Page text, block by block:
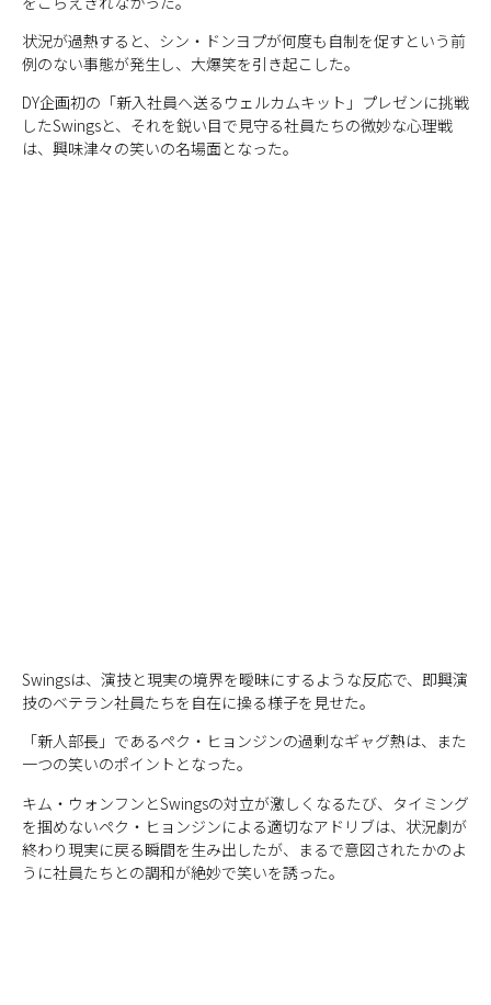
状況が過熱すると、シン・ドンヨプが何度も自制を促すという前
例のない事態が発生し、大爆笑を引き起こした。
DY企画初の「新入社員へ送るウェルカムキット」プレゼンに挑戦
したSwingsと、それを鋭い目で見守る社員たちの微妙な心理戦
は、興味津々の笑いの名場面となった。
Swingsは、演技と現実の境界を曖昧にするような反応で、即興演
技のベテラン社員たちを自在に操る様子を見せた。
「新人部長」であるペク・ヒョンジンの過剰なギャグ熱は、また
一つの笑いのポイントとなった。
キム・ウォンフンとSwingsの対立が激しくなるたび、タイミング
を掴めないペク・ヒョンジンによる適切なアドリブは、状況劇が
終わり現実に戻る瞬間を生み出したが、まるで意図されたかのよ
うに社員たちとの調和が絶妙で笑いを誘った。